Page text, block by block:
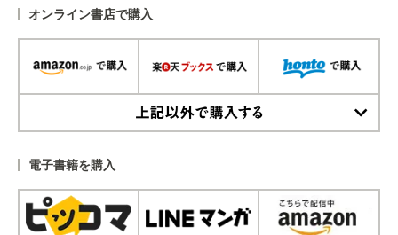
オンライン書店で購入
電子書籍を購入